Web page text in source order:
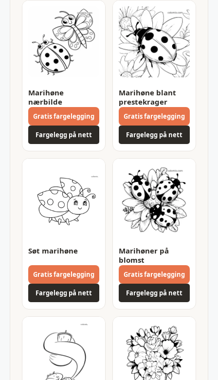
Marihøne
nærbilde
Gratis fargelegging
Fargelegg på nett
Marihøne blant
prestekrager
Gratis fargelegging
Fargelegg på nett
Søt marihøne
Gratis fargelegging
Fargelegg på nett
Marihøner på
blomst
Gratis fargelegging
Fargelegg på nett